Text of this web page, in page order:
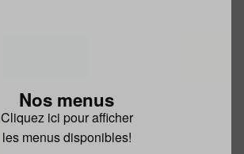
Nos menus
Cliquez ici pour afficher
les menus disponibles!